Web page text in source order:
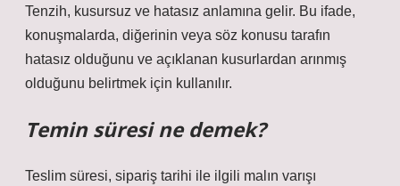
Tenzih, kusursuz ve hatasız anlamına gelir. Bu ifade,
konuşmalarda, diğerinin veya söz konusu tarafın
hatasız olduğunu ve açıklanan kusurlardan arınmış
olduğunu belirtmek için kullanılır.
Temin süresi ne demek?
Teslim süresi, sipariş tarihi ile ilgili malın varışı